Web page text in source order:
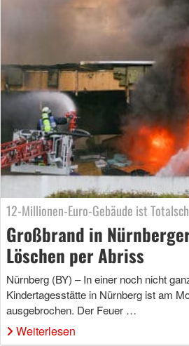
12-Millionen-Euro-Gebäude ist
Großbrand in
Löschen per Abriss
Nürnberg (BY) – In einer noch nicht
Kindertagesstätte in Nürnberg ist am
ausgebrochen. Der Feuer …
Weiterlesen